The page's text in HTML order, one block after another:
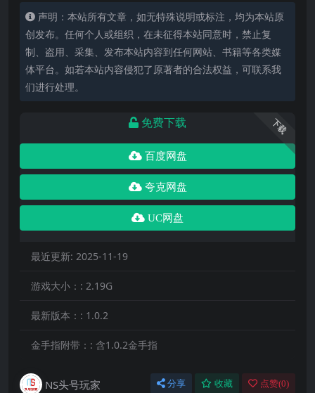
声明：本站所有文章，如无特殊说明或标注，均为本站原
创发布。任何个人或组织，在未征得本站同意时，禁止复
制、盗用、采集、发布本站内容到任何网站、书籍等各类媒
体平台。如若本站内容侵犯了原著者的合法权益，可联系我
们进行处理。
下载
免费下载
百度网盘
夸克网盘
UC网盘
最近更新: 2025-11-19
游戏大小：: 2.19G
最新版本：: 1.0.2
金手指附带：: 含1.0.2金手指
NS头号玩家 分享 收藏 点赞(0)